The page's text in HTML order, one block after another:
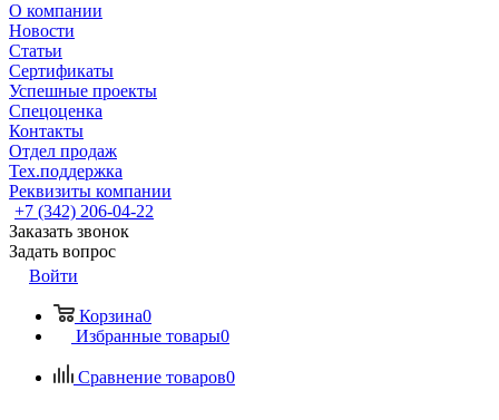
О компании
Новости
Статьи
Сертификаты
Успешные проекты
Спецоценка
Контакты
Отдел продаж
Тех.поддержка
Реквизиты компании
+7 (342) 206-04-22
Заказать звонок
Задать вопрос
Войти
Корзина0
Избранные товары0
Сравнение товаров0